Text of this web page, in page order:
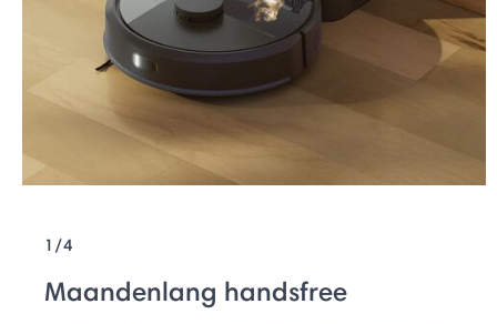
1/4
Maandenlang handsfree